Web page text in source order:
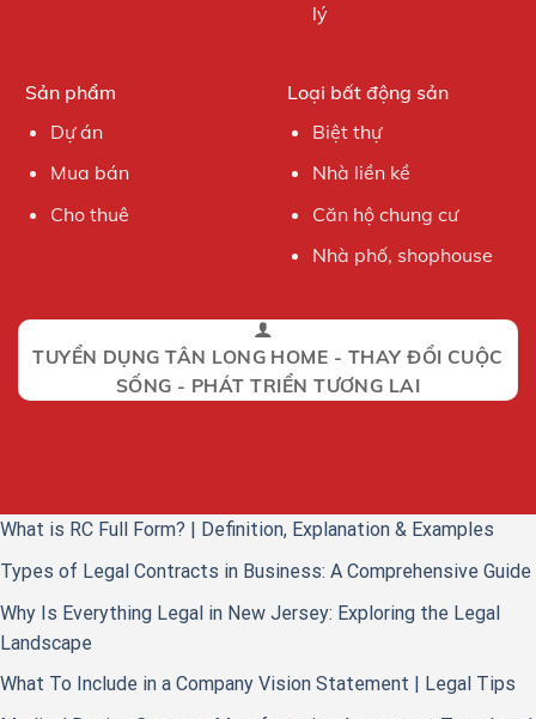
lý
Sản phẩm
Dự án
Mua bán
Cho thuê
Loại bất động sản
Biệt thự
Nhà liền kề
Căn hộ chung cư
Nhà phố, shophouse
TUYỂN DỤNG TÂN LONG HOME - THAY ĐỔI CUỘC
SỐNG - PHÁT TRIỂN TƯƠNG LAI
What is RC Full Form? | Definition, Explanation & Examples
Types of Legal Contracts in Business: A Comprehensive Guide
Why Is Everything Legal in New Jersey: Exploring the Legal
Landscape
What To Include in a Company Vision Statement | Legal Tips